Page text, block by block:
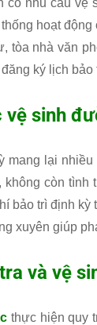
có nhu cầu
hoạt
tòa nhà văn
ký lịch
vệ sinh
mang lại
còn tình
bảo trì định
xuyên giúp
và vệ
thực hiện quy